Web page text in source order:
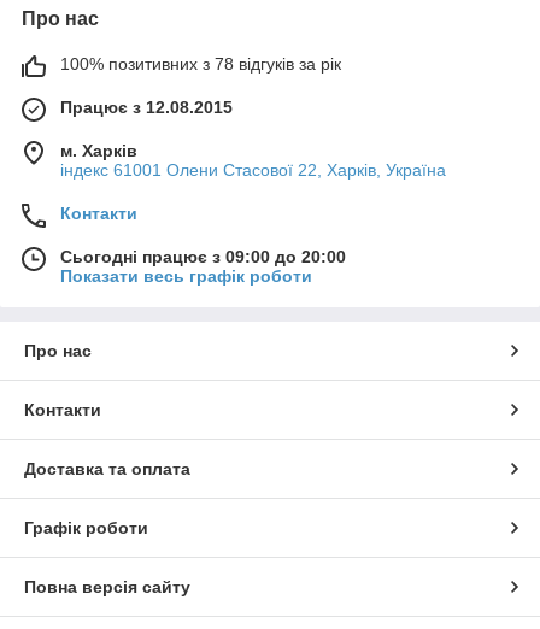
Про нас
100% позитивних з 78 відгуків за рік
Працює з 12.08.2015
м. Харків
індекс 61001 Олени Стасової 22, Харків, Україна
Контакти
Сьогодні працює з 09:00 до 20:00
Показати весь графік роботи
Про нас
Контакти
Доставка та оплата
Графік роботи
Повна версія сайту